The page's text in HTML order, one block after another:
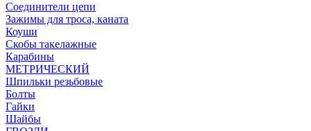
Соединители цепи
Зажимы для троса, каната
Коуши
Скобы такелажные
Карабины
МЕТРИЧЕСКИЙ
Шпильки резьбовые
Болты
Гайки
Шайбы